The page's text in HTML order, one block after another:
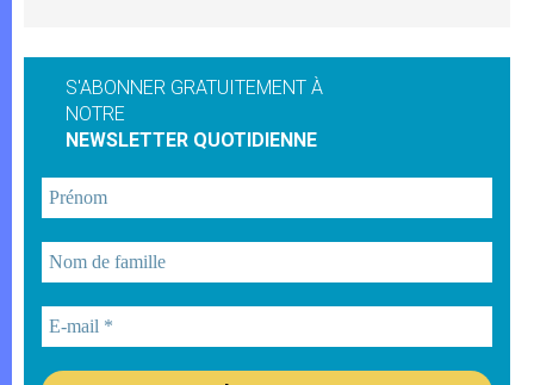
S'ABONNER GRATUITEMENT À
NOTRE
NEWSLETTER QUOTIDIENNE